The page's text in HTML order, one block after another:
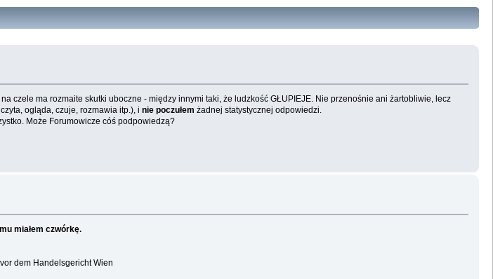
czele ma rozmaite skutki uboczne - między innymi taki, że ludzkość GŁUPIEJE. Nie przenośnie ani żartobliwie, lecz
ogląda, czuje, rozmawia itp.), i nie poczułem żadnej statystycznej odpowiedzi.
Może Forumowicze cóś podpowiedzą?
miałem czwórkę.
dem Handelsgericht Wien